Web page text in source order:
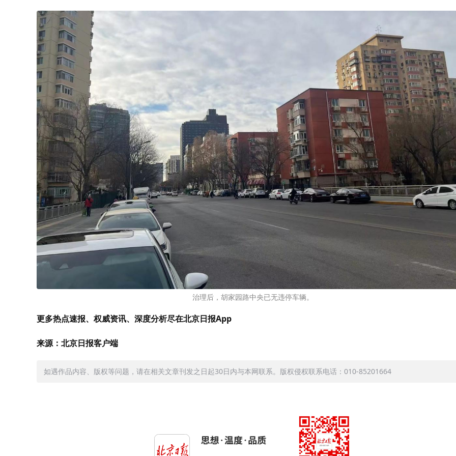
治理后，胡家园路中央已无违停车辆。
更多热点速报、权威资讯、深度分析尽在北京日报App
来源：北京日报客户端
如遇作品内容、版权等问题，请在相关文章刊发之日起30日内与本网联系。版权侵权联系电话：010-85201664